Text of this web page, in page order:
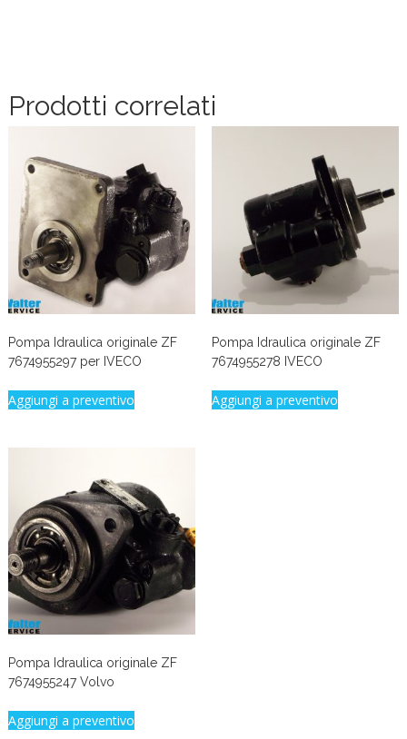
Prodotti correlati
Pompa Idraulica originale ZF
7674955297 per IVECO
Aggiungi a preventivo
Pompa Idraulica originale ZF
7674955278 IVECO
Aggiungi a preventivo
Pompa Idraulica originale ZF
7674955247 Volvo
Aggiungi a preventivo